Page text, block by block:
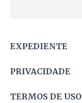
EXPEDIENTE
PRIVACIDADE
TERMOS DE USO